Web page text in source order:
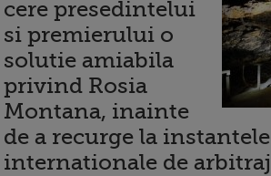
cere presedintelui
si premierului o
solutie amiabila
privind Rosia
Montana, inainte
de a recurge la instantele
internationale de arbitraj